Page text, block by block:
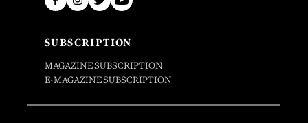
SUBSCRIPTION
MAGAZINE SUBSCRIPTION
E-MAGAZINE SUBSCRIPTION